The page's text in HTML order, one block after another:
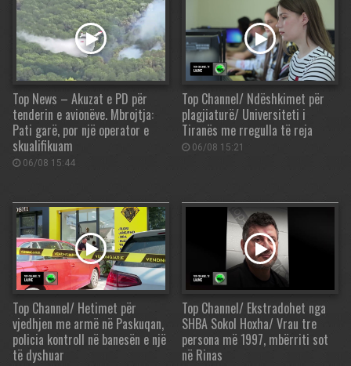
Top News – Akuzat e PD për
tenderin e avionëve. Mbrojtja:
Pati garë, por një operator e
skualifikuam
06/08 15:44
Top Channel/ Ndëshkimet për
plagjiaturë/ Universiteti i
Tiranës me rregulla të reja
06/08 15:21
Top Channel/ Hetimet për
vjedhjen me armë në Paskuqan,
policia kontroll në banesën e një
të dyshuar
Top Channel/ Ekstradohet nga
SHBA Sokol Hoxha/ Vrau tre
persona më 1997, mbërriti sot
në Rinas